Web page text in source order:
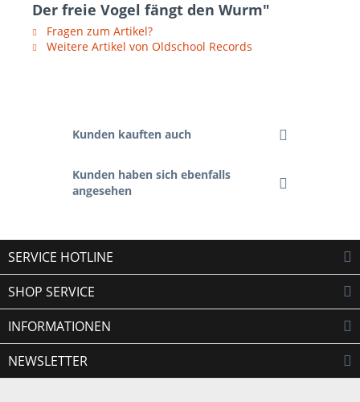
Der freie Vogel fängt den Wurm"
Fragen zum Artikel?
Weitere Artikel von Oldschool Records
Kunden kauften auch
Kunden haben sich ebenfalls
angesehen
SERVICE HOTLINE
SHOP SERVICE
INFORMATIONEN
NEWSLETTER